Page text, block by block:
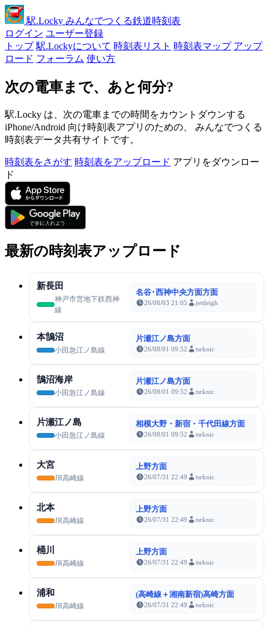
駅.Locky みんなでつくる鉄道時刻表
ログイン ユーザー登録
トップ 駅.Lockyについて 時刻表リスト 時刻表マップ アップ
ロード フォーラム 使い方
次の電車まで、あと何分?
駅.Locky は、次の電車までの時間をカウントダウンする
iPhone/Android 向け時刻表アプリのための、 みんなでつくる
時刻表データ共有サイトです。
時刻表をさがす 時刻表をアップロード アプリをダウンロー
ド
最新の時刻表アップロード
新長田
神戸市営地下鉄西神
線
名谷･西神中央方面方面
26/08/03 21:05 jettleigh
本鵠沼
小田急江ノ島線
片瀬江ノ島方面
26/08/01 09:52 tsrknic
鵠沼海岸
小田急江ノ島線
片瀬江ノ島方面
26/08/01 09:52 tsrknic
片瀬江ノ島
小田急江ノ島線
相模大野・新宿・千代田線方面
26/08/01 09:52 tsrknic
大宮
JR高崎線
上野方面
26/07/31 22:49 tsrknic
北本
JR高崎線
上野方面
26/07/31 22:49 tsrknic
桶川
JR高崎線
上野方面
26/07/31 22:49 tsrknic
浦和
JR高崎線
(高崎線＋湘南新宿)高崎方面
26/07/31 22:49 tsrknic